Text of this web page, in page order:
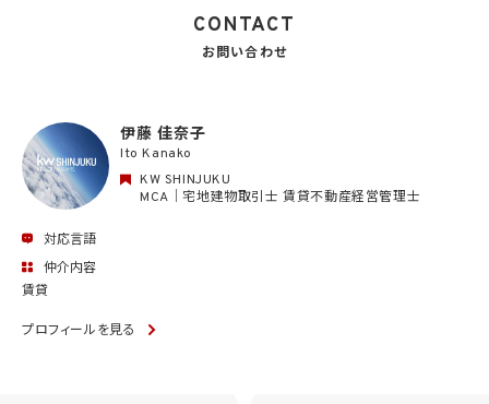
CONTACT
お問い合わせ
伊藤 佳奈子
Ito Kanako
KW SHINJUKU
MCA｜宅地建物取引士 賃貸不動産経営管理士
対応言語
仲介内容
賃貸
プロフィールを見る